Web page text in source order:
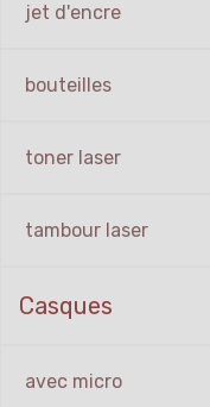
jet d'encre
bouteilles
toner laser
tambour laser
Casques
avec micro